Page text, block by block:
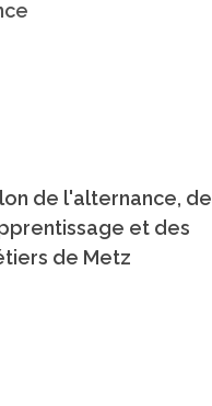
de l'alternance, de
et des
de Metz